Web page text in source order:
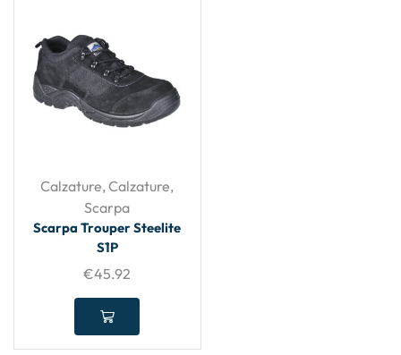
Calzature,Calzature,
Scarpa
Scarpa Trouper Steelite
S1P
€45.92